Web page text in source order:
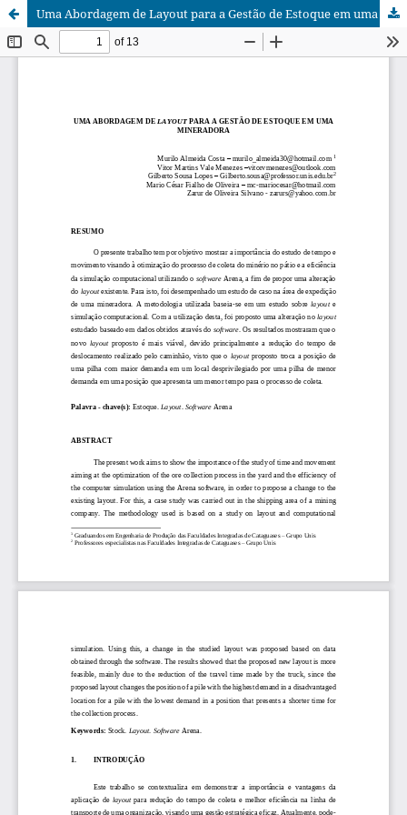
Uma Abordagem de Layout para a Gestão de Estoque em uma Mineradora